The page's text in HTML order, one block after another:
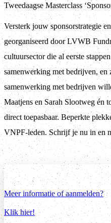
Tweedaagse Masterclass
Versterk jouw sponsorstrategie
georganiseerd door LVWB
cultuursector die al eerste
samenwerking met bedrijven,
samenwerking met bedrijven
Maatjens en Sarah Slootweg én
direct toepasbaar. Beperkte
VNPF-leden. Schrijf je nu in en
Meer informatie of aanmelden?
Klik hier!